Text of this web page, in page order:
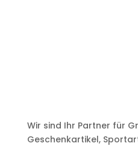
Wir sind Ihr Partner für
Geschenkartikel,